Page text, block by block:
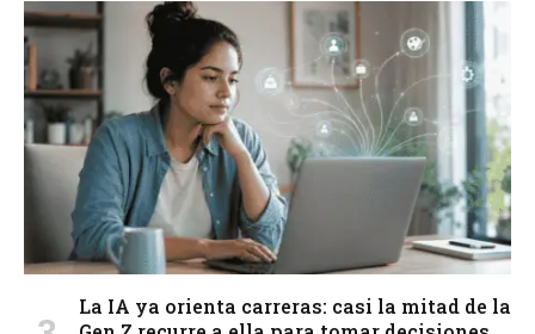
La IA ya orienta carreras: casi la mitad de la